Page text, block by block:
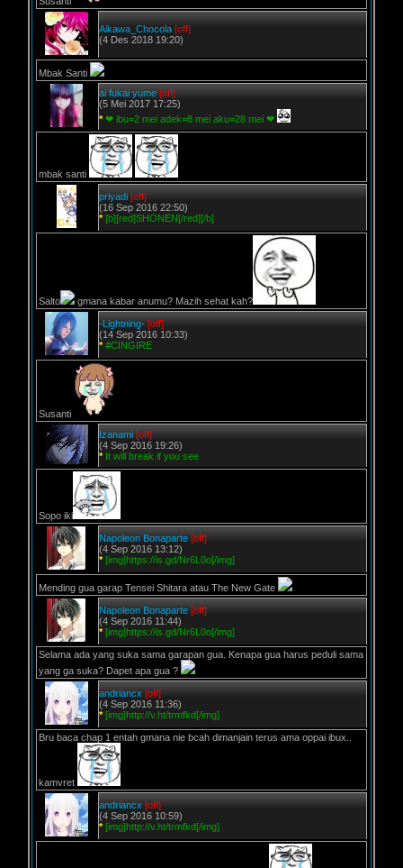
Aikawa_Chocola [off]
(4 Des 2018 19:20)
Mbak Santi
ai fukai yume [off]
(5 Mei 2017 17:25)
* ❤ ibu=2 mei adek=8 mei aku=28 mei ❤
mbak santi
priyadi [off]
(16 Sep 2016 22:50)
* [b][red]SHONEN[/red][/b]
Salto gmana kabar anumu? Mazih sehat kah?
-Lightning- [off]
(14 Sep 2016 10:33)
* #CINGIRE
Susanti
Izanami [off]
(4 Sep 2016 19:26)
* It will break if you see
Sopo iki
Napoleon Bonaparte [off]
(4 Sep 2016 13:12)
* [img]https://is.gd/Nr6L0o[/img]
Mending gua garap Tensei Shitara atau The New Gate
Napoleon Bonaparte [off]
(4 Sep 2016 11:44)
* [img]https://is.gd/Nr6L0o[/img]
Selama ada yang suka sama garapan gua. Kenapa gua harus peduli sama
yang ga suka? Dapet apa gua ?
andriancx [off]
(4 Sep 2016 11:36)
* [img]http://v.ht/trmfkd[/img]
Bru baca chap 1 entah gmana nie bcah dimanjain terus ama oppai ibux..
kamvret
andriancx [off]
(4 Sep 2016 10:59)
* [img]http://v.ht/trmfkd[/img]